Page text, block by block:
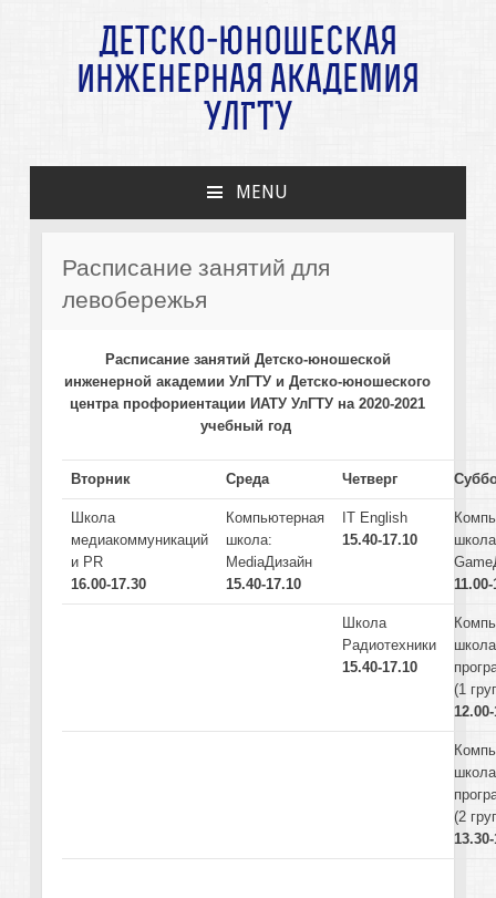
Детско-юношеская
инженерная академия
УлГТУ
MENU
Расписание занятий для
левобережья
Расписание занятий Детско-юношеской
инженерной академии УлГТУ и Детско-юношеского
центра профориентации ИАТУ УлГТУ на 2020-2021
учебный год
Вторник Среда Четверг
Школа
медиакоммуникаций
и PR
16.00-17.30
Компьютерная
школа:
MediaДизайн
15.40-17.10
IT English
15.40-17.10
Школа
Радиотехники
15.40-17.10
(1
(2